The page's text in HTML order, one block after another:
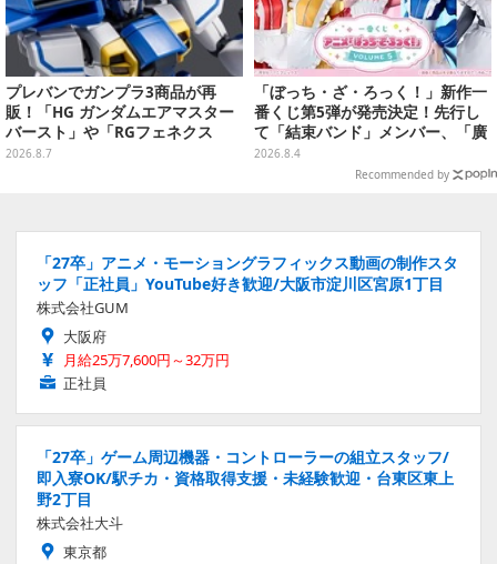
プレバンでガンプラ3商品が再
販！「HG ガンダムエアマスター
バースト」や「RGフェネクス
（ナラティブVer.）」も
2026.8.7
「ぼっち・ざ・ろっく！」新作一
番くじ第5弾が発売決定！先行し
て「結束バンド」メンバー、「廣
井きくり」のメイド衣装フィギュ
2026.8.4
Recommended by
「27卒」アニメ・モーショングラフィックス動画の制作スタ
ッフ「正社員」YouTube好き歓迎/大阪市淀川区宮原1丁目
株式会社GUM
大阪府
月給25万7,600円～32万円
正社員
「27卒」ゲーム周辺機器・コントローラーの組立スタッフ/
即入寮OK/駅チカ・資格取得支援・未経験歓迎・台東区東上
野2丁目
株式会社大斗
東京都